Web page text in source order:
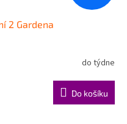
2 Gardena
do týdne
Do košíku